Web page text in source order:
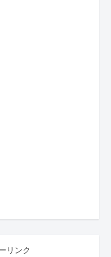
リンク